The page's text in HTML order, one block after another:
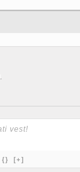
{} [+]